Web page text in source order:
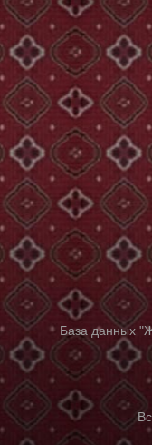
База данных